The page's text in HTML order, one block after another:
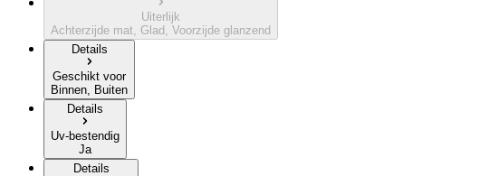
Uiterlijk
Achterzijde mat, Glad, Voorzijde glanzend
Details
Geschikt voor
Binnen, Buiten
Details
Uv-bestendig
Ja
Details